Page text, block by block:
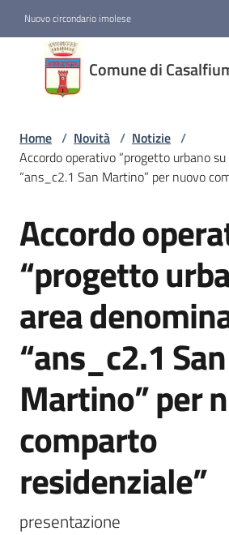
Nuovo circondario imolese
Comune di
Comune di
Casalfiumanese
Amministrazione
Vivere
Casalfiumanese
on-
Home / Novità / Notizie /
Accordo operativo “progetto urbano
“ans_c2.1 San Martino” per nuovo
Salta al contenuto
Accordo
“progetto
area
“ans_c2.1 San
Martino” per
comparto
residenziale”
presentazione